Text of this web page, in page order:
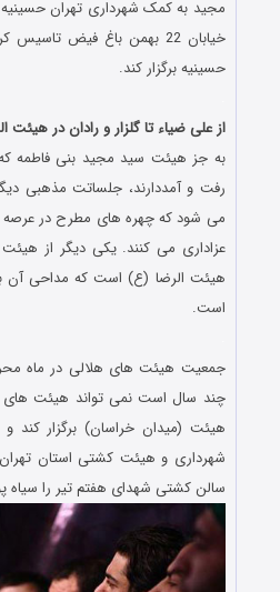
مجید به کمک شهرداری تهران
خیابان 22 بهمن باغ فیض
حسینیه برگزار کند.
از علی ضیاء تا گلزار و رادان در هیئت
به جز هیئت سید مجید بنی فاطمه
رفت و آمددارند، جلساتت مذهبی
می شود که چهره های مطرح در عرصه
عزاداری می کنند. یکی دیگر از
هیئت الرضا (ع) است که مداحی آن
است.
جمعیت هیئت های هلالی در ماه
چند سال است نمی تواند هیئت
هیئت (میدان خراسان) برگزار
شهرداری و هیئت کشتی استان
سالن کشتی شهدای هفتم تیر را